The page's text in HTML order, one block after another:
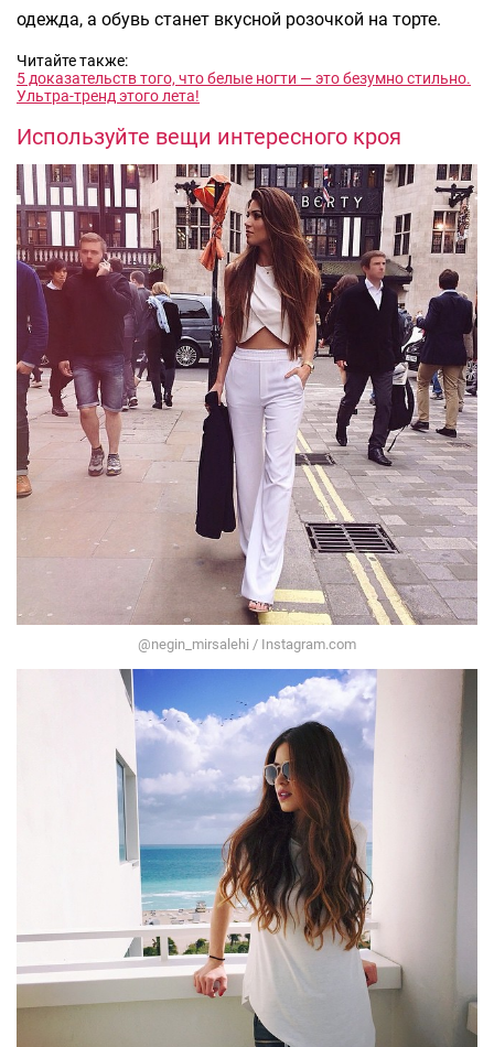
одежда, а обувь станет вкусной розочкой на торте.
Читайте также:
5 доказательств того, что белые ногти — это безумно стильно.
Ультра-тренд этого лета!
Используйте вещи интересного кроя
@negin_mirsalehi / Instagram.com